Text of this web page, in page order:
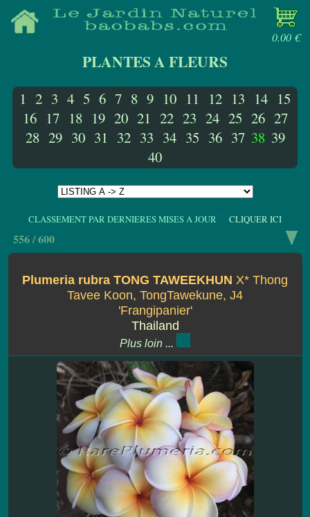
0.00 €
PLANTES A FLEURS
1 2 3 4 5 6 7 8 9 10 11 12 13 14 15
16 17 18 19 20 21 22 23 24 25 26 27
28 29 30 31 32 33 34 35 36 37 38 39
40
CLASSEMENT PAR DERNIERES MISES A JOUR CLIQUER ICI
556 / 600
Plumeria rubra TONG TAWEEKHUN X* Thong
Tavee Koon, TongTawekune, J4
'Frangipanier'
Thailand
Plus loin ...